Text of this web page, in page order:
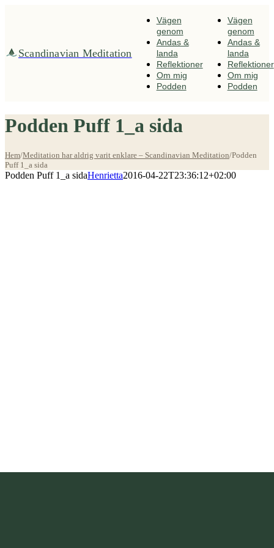
Scandinavian Meditation
Vägen
genom
Andas &
landa
Reflektioner
Om mig
Podden
Vägen
genom
Andas &
landa
Reflektioner
Om mig
Podden
Podden Puff 1_a sida
Hem/Meditation har aldrig varit enklare – Scandinavian Meditation/Podden
Puff 1_a sida
Podden Puff 1_a sidaHenrietta2016-04-22T23:36:12+02:00